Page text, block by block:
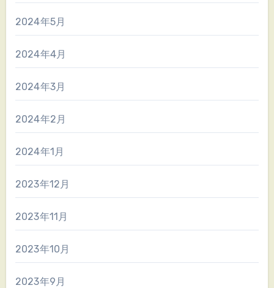
2024年5月
2024年4月
2024年3月
2024年2月
2024年1月
2023年12月
2023年11月
2023年10月
2023年9月